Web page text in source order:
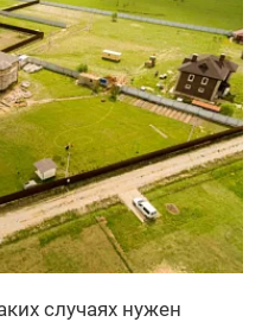
случаях нужен